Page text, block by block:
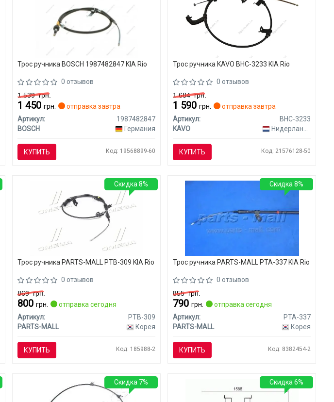
Трос ручника BOSCH 1987482847 KIA Rio
0 отзывов
1 539грн.
1 450грн.
отправка завтра
Артикул:
1987482847
BOSCH
Германия
КУПИТЬ Код: 19568899-60
Трос ручника KAVO BHC-3233 KIA Rio
0 отзывов
1 684грн.
1 590грн.
отправка завтра
Артикул:
BHC-3233
KAVO
Нидерланды
КУПИТЬ Код: 21576128-50
Трос ручника PARTS-MALL PTB-309 KIA Rio
0 отзывов
869грн.
800грн.
отправка сегодня
Артикул:
PTB-309
PARTS-MALL
Корея
КУПИТЬ Код: 185988-2
Скидка 8%
Трос ручника PARTS-MALL PTA-337 KIA Rio
0 отзывов
855грн.
790грн.
отправка сегодня
Артикул:
PTA-337
PARTS-MALL
Корея
КУПИТЬ Код: 8382454-2
Скидка 8%
Скидка 7% Скидка 6%